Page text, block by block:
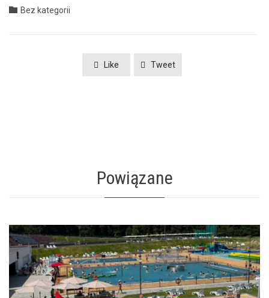
 Category
Bez kategorii
Like Tweet
Powiązane